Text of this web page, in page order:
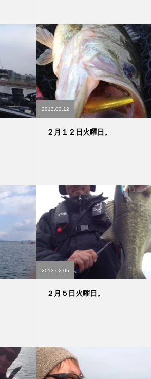
2013.02.12
２月１２日火曜日。
2013.02.05
２月５日火曜日。